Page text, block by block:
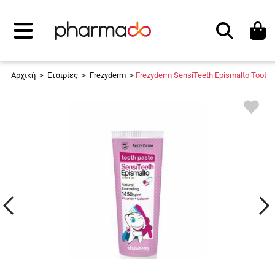
Αναζήτηση
Αρχική > Εταιρίες > Frezyderm > Frezyderm SensiTeeth Epismalto